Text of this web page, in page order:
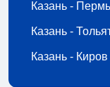
Казань - Пермь
Казань -
Казань - Киров